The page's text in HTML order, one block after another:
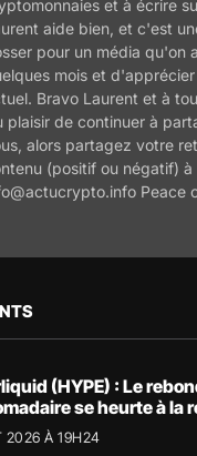
et à écrire
aide bien, et c'est
pour un média qu'on
mois et
Bravo Laurent et à
plaisir de continuer à
alors partagez votre
(positif ou négatif) à
Peace
(HYPE) : Le
se heurte à la
2026 À 19H24